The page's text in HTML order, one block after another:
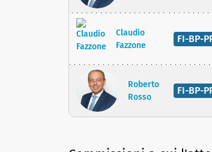
Claudio
Fazzone
FI-BP-
Roberto
Rosso
FI-BP-